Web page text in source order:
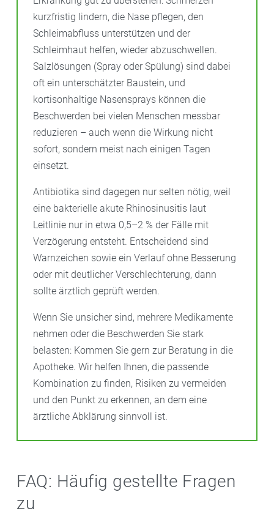
kurzfristig lindern, die Nase pflegen, den
Schleimabfluss unterstützen und der
Schleimhaut helfen, wieder abzuschwellen.
Salzlösungen (Spray oder Spülung) sind dabei
oft ein unterschätzter Baustein, und
kortisonhaltige Nasensprays können die
Beschwerden bei vielen Menschen messbar
reduzieren – auch wenn die Wirkung nicht
sofort, sondern meist nach einigen Tagen
einsetzt.
Antibiotika sind dagegen nur selten nötig, weil
eine bakterielle akute Rhinosinusitis laut
Leitlinie nur in etwa 0,5–2 % der Fälle mit
Verzögerung entsteht. Entscheidend sind
Warnzeichen sowie ein Verlauf ohne Besserung
oder mit deutlicher Verschlechterung, dann
sollte ärztlich geprüft werden.
Wenn Sie unsicher sind, mehrere Medikamente
nehmen oder die Beschwerden Sie stark
belasten: Kommen Sie gern zur Beratung in die
Apotheke. Wir helfen Ihnen, die passende
Kombination zu finden, Risiken zu vermeiden
und den Punkt zu erkennen, an dem eine
ärztliche Abklärung sinnvoll ist.
FAQ: Häufig gestellte Fragen
zu